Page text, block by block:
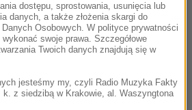
19-letni Paweł
Macieja Kota. Trener Stefan
że Kot nad powrotem do
miał jeszcze okazji
dostępu, sprostowania, usunięcia lub
danych, a także złożenia skargi do
Osobowych. W polityce prywatności
swoje prawa. Szczegółowe
Twoich danych znajdują się w
jesteśmy my, czyli Radio Muzyka Fakty
z siedzibą w Krakowie, al. Waszyngtona